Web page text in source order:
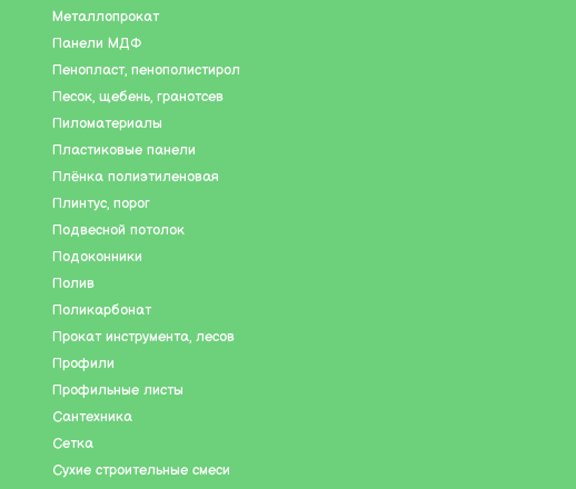
Металлопрокат
Панели МДФ
Пенопласт, пенополистирол
Песок, щебень, гранотсев
Пиломатериалы
Пластиковые панели
Плёнка полиэтиленовая
Плинтус, порог
Подвесной потолок
Подоконники
Полив
Поликарбонат
Прокат инструмента, лесов
Профили
Профильные листы
Сантехника
Сетка
Сухие строительные смеси